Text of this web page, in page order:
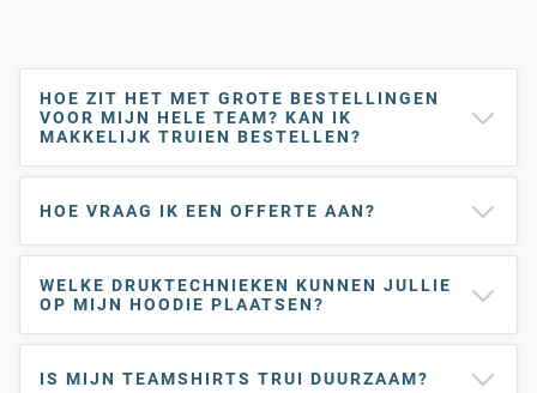
HOE ZIT HET MET GROTE BESTELLINGEN
VOOR MIJN HELE TEAM? KAN IK
MAKKELIJK TRUIEN BESTELLEN?
HOE VRAAG IK EEN OFFERTE AAN?
WELKE DRUKTECHNIEKEN KUNNEN JULLIE
OP MIJN HOODIE PLAATSEN?
IS MIJN TEAMSHIRTS TRUI DUURZAAM?